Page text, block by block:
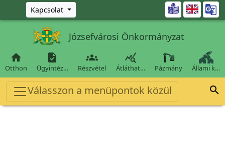
Ugrás a fő tartalomra
Kapcsolat 
Józsefvárosi Önkormányzat

Otthon

Ügyintéz…

Részvétel

Átláthat… Pázmány Állami k…
Válasszon a menüpontok közül 